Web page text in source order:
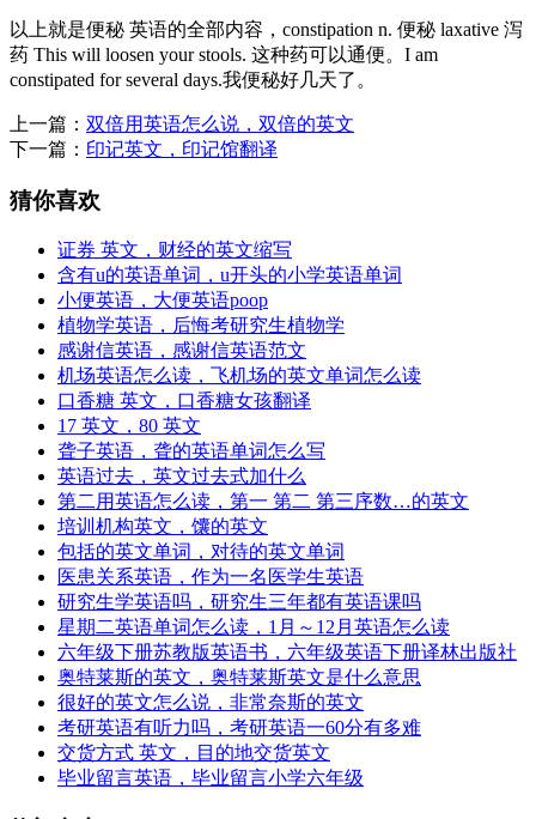
以上就是便秘 英语的全部内容，constipation n. 便秘 laxative 泻
药 This will loosen your stools. 这种药可以通便。I am
constipated for several days.我便秘好几天了。
上一篇： 双倍用英语怎么说，双倍的英文
下一篇： 印记英文，印记馆翻译
猜你喜欢
证券 英文，财经的英文缩写
含有u的英语单词，u开头的小学英语单词
小便英语，大便英语poop
植物学英语，后悔考研究生植物学
感谢信英语，感谢信英语范文
机场英语怎么读，飞机场的英文单词怎么读
口香糖 英文，口香糖女孩翻译
17 英文，80 英文
聋子英语，聋的英语单词怎么写
英语过去，英文过去式加什么
第二用英语怎么读，第一 第二 第三序数…的英文
培训机构英文，馕的英文
包括的英文单词，对待的英文单词
医患关系英语，作为一名医学生英语
研究生学英语吗，研究生三年都有英语课吗
星期二英语单词怎么读，1月～12月英语怎么读
六年级下册苏教版英语书，六年级英语下册译林出版社
奥特莱斯的英文，奥特莱斯英文是什么意思
很好的英文怎么说，非常奈斯的英文
考研英语有听力吗，考研英语一60分有多难
交货方式 英文，目的地交货英文
毕业留言英语，毕业留言小学六年级